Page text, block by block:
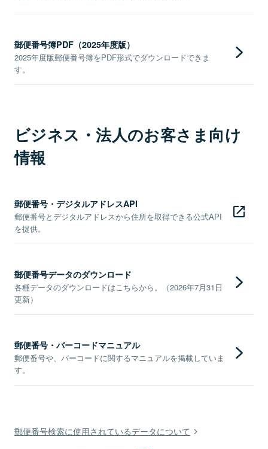
郵便番号簿PDF（2025年度版）
2025年度版郵便番号簿をPDF形式でダウンロードできま
す。
ビジネス・法人のお客さま向け
情報
郵便番号・デジタルアドレスAPI
郵便番号とデジタルアドレスから住所を取得できる公式API
を提供。
郵便番号データのダウンロード
各種データのダウンロードはこちらから。（2026年7月31日
更新）
郵便番号・バーコードマニュアル
郵便番号や、バーコードに関するマニュアルを掲載していま
す。
郵便番号検索に使用されているデータについて